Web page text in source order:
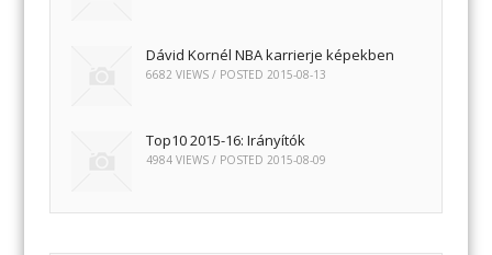
Dávid Kornél NBA karrierje képekben
6682 VIEWS / POSTED2015-08-13
Top10 2015-16: Irányítók
4984 VIEWS / POSTED2015-08-09